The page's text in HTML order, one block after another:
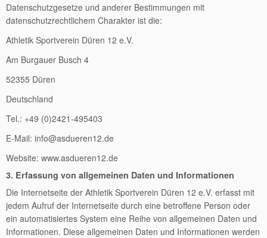
Datenschutzgesetze und anderer Bestimmungen mit
datenschutzrechtlichem Charakter ist die:
Athletik Sportverein Düren 12 e.V.
Am Burgauer Busch 4
52355 Düren
Deutschland
Tel.: +49 (0)2421-495403
E-Mail: info@asdueren12.de
Website: www.asdueren12.de
3. Erfassung von allgemeinen Daten und Informationen
Die Internetseite der Athletik Sportverein Düren 12 e.V. erfasst mit
jedem Aufruf der Internetseite durch eine betroffene Person oder
ein automatisiertes System eine Reihe von allgemeinen Daten und
Informationen. Diese allgemeinen Daten und Informationen werden